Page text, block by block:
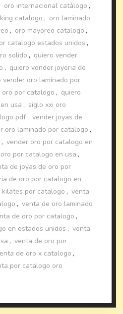
oro internacional catálogo ,
catalogo , oro laminado
, oro mayoreo catalogo ,
catalogo estados unidos ,
solido , quiero vender
, quiero vender joyeria de
vender oro laminado por
por catalogo , quiero
usa , siglo xxi oro
pdf , vender joyas de
oro laminado por catalogo ,
, vender oro por catalogo en
por catalogo en usa ,
de joyas de oro por
de oro por catalogo en
por catalogo , venta
, venta de oro laminado
de oro por catalogo ,
en estados unidos , venta
, venta de oro por
de oro x catalogo ,
por catalogo oro